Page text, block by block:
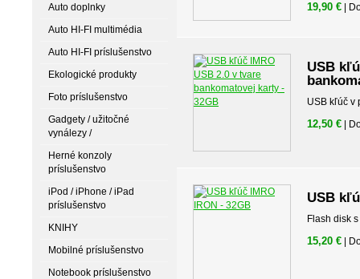
Auto doplnky
Auto HI-FI multimédia
Auto HI-FI príslušenstvo
Ekologické produkty
Foto príslušenstvo
Gadgety / užitočné
vynálezy /
Herné konzoly
príslušenstvo
iPod / iPhone / iPad
príslušenstvo
KNIHY
Mobilné príslušenstvo
Notebook príslušenstvo
19,90 € |
USB
USB kľúč v
12,50 € |
USB
Flash disk
15,20 € |